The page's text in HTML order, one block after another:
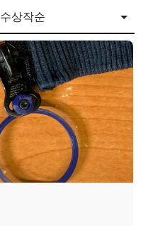
수상작순